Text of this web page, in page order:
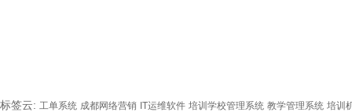
标签云: 工单系统 成都网络营销 IT运维软件 培训学校管理系统 教学管理系统 培训